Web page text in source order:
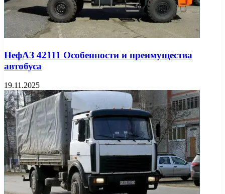
НефАЗ 42111 Особенности и преимущества
автобуса
19.11.2025